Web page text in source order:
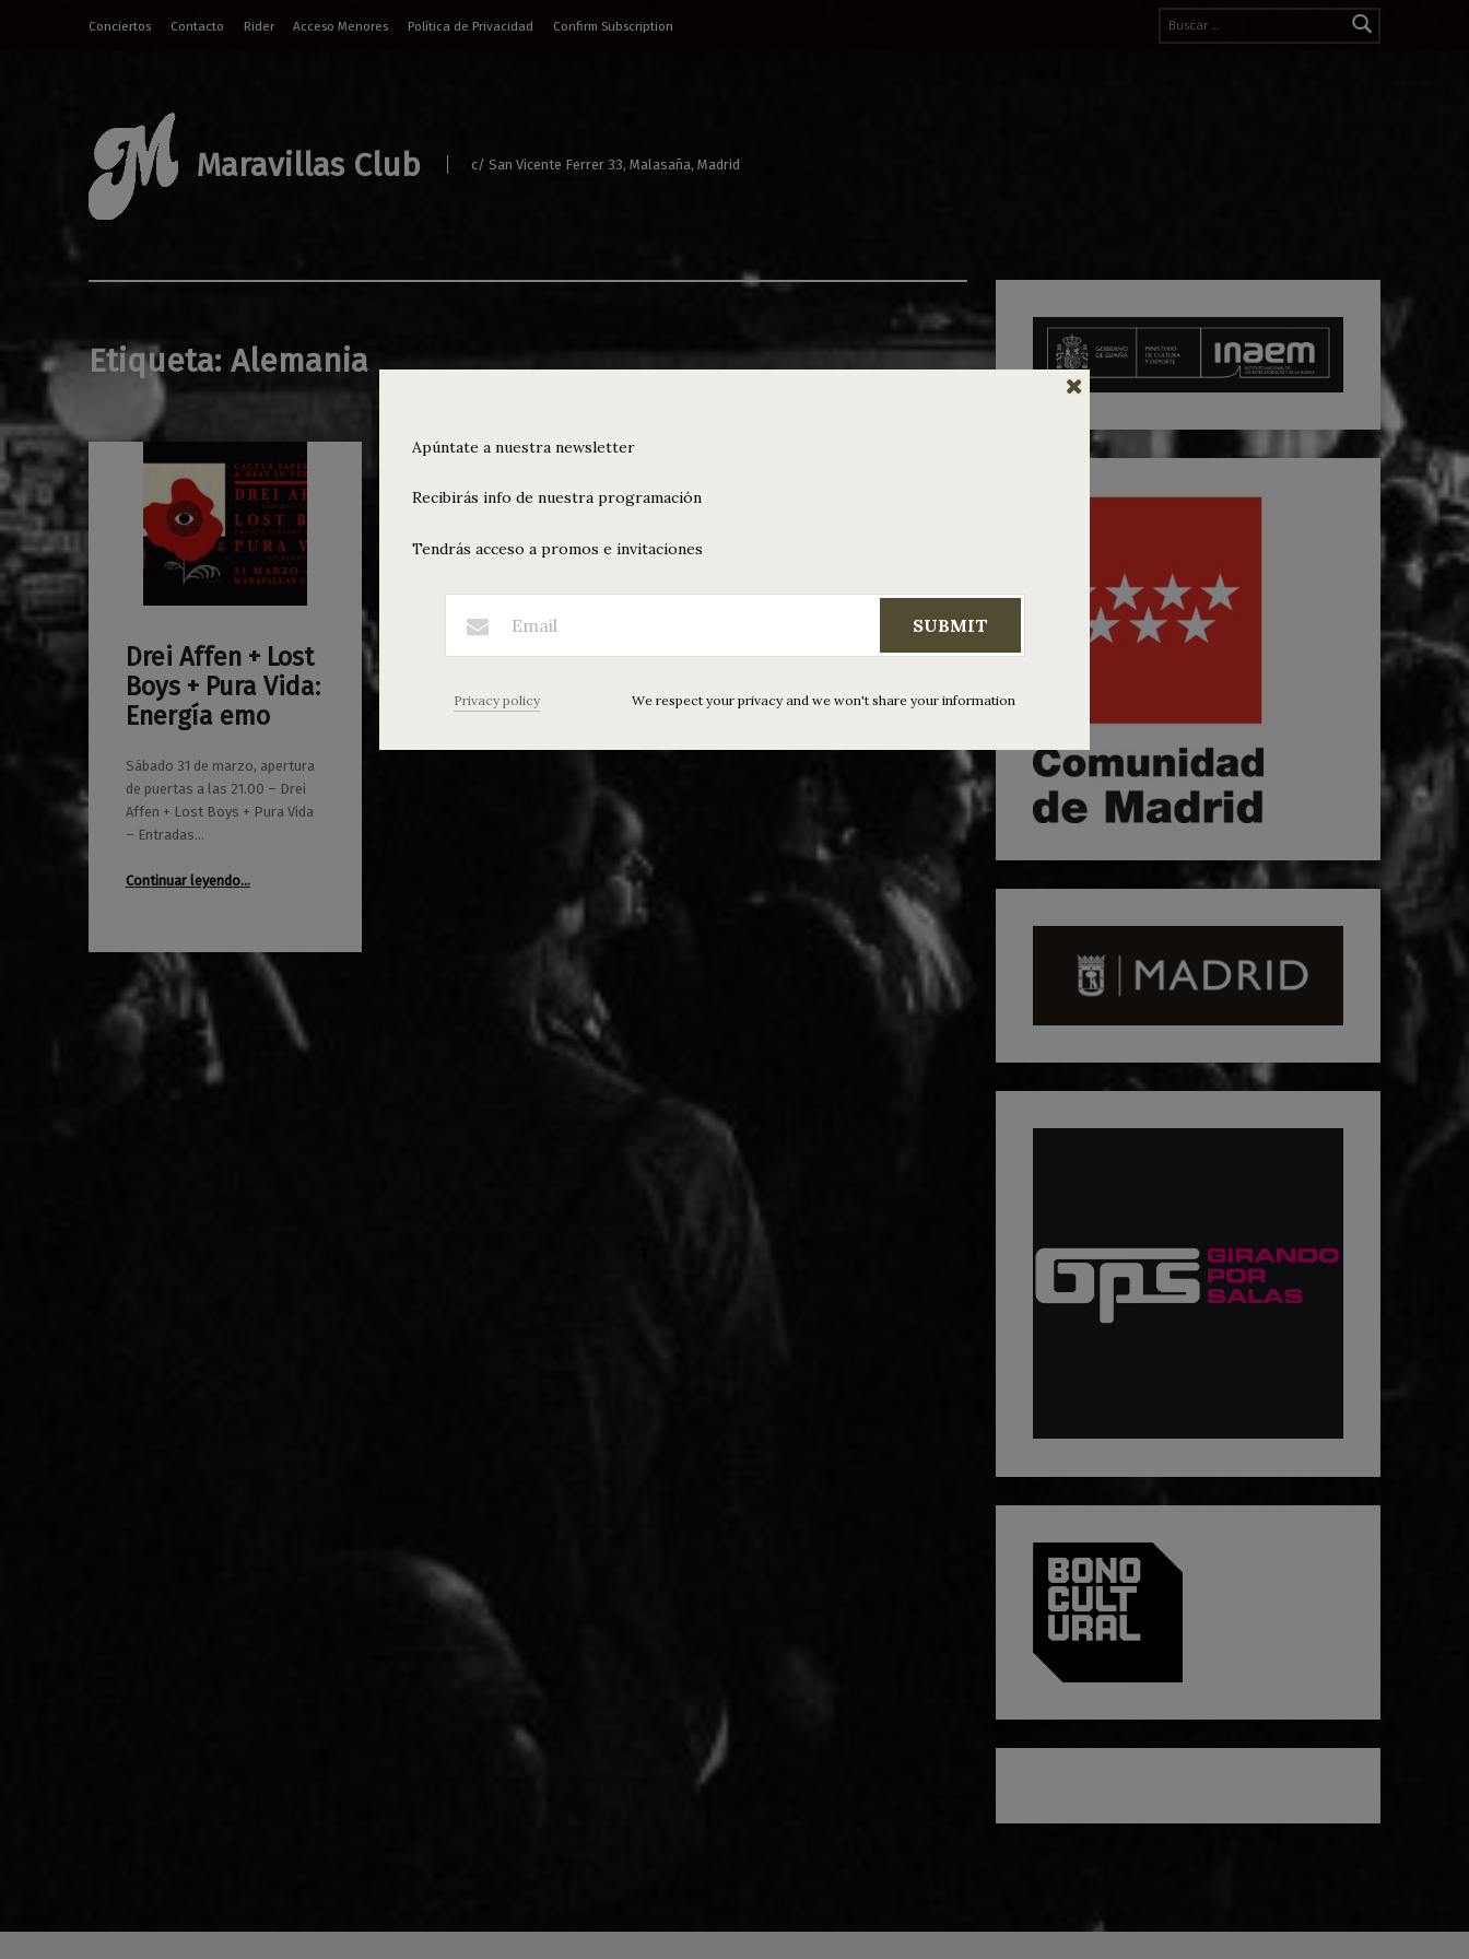
Buscar:
Conciertos
Contacto Rider Acceso Menores Política de Privacidad Confirm Subscription
Maravillas Club c/ San Vicente Ferrer 33, Malasaña, Madrid
Etiqueta: Alemania
Drei Affen + Lost
Boys + Pura Vida:
Energía emo
Sábado 31 de marzo, apertura
de puertas a las 21.00 – Drei
Affen + Lost Boys + Pura Vida
– Entradas…
Continuar leyendo“Drei Affen + Lost Boys + Pura Vida: Energía emo”
…
25/03/2018
Maravillas
Apúntate a nuestra newsletter
Recibirás info de nuestra programación
Tendrás acceso a promos e invitaciones
SUBMIT
Privacy policy We respect your privacy and we won't share your information